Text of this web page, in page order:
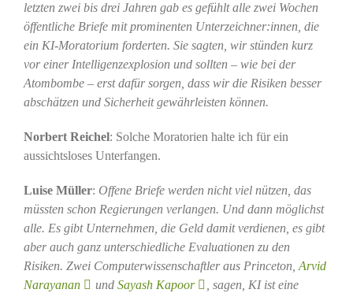
letzten zwei bis drei Jahren gab es gefühlt alle zwei Wochen
öffentliche Briefe mit prominenten Unterzeichner:innen, die
ein KI-Moratorium forderten. Sie sagten, wir stünden kurz
vor einer Intelligenzexplosion und sollten – wie bei der
Atombombe – erst dafür sorgen, dass wir die Risiken besser
abschätzen und Sicherheit gewährleisten können.
Norbert Reichel: Solche Moratorien halte ich für ein
aussichtsloses Unterfangen.
Luise Müller: Offene Briefe werden nicht viel nützen, das
müssten schon Regierungen verlangen. Und dann möglichst
alle. Es gibt Unternehmen, die Geld damit verdienen, es gibt
aber auch ganz unterschiedliche Evaluationen zu den
Risiken. Zwei Computerwissenschaftler aus Princeton, Arvid
Narayanan
und Sayash Kapoor
, sagen, KI ist eine